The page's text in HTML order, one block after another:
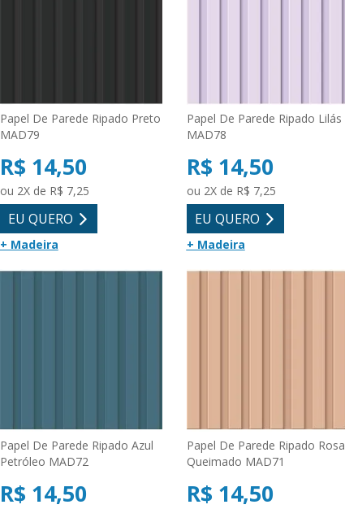
Papel De Parede Ripado Preto
MAD79
R$ 14,50
ou 2X de R$ 7,25
EU QUERO
+ Madeira
Papel De Parede Ripado Lilás
MAD78
R$ 14,50
ou 2X de R$ 7,25
EU QUERO
+ Madeira
Papel De Parede Ripado Azul
Petróleo MAD72
R$ 14,50
Papel De Parede Ripado Rosa
Queimado MAD71
R$ 14,50